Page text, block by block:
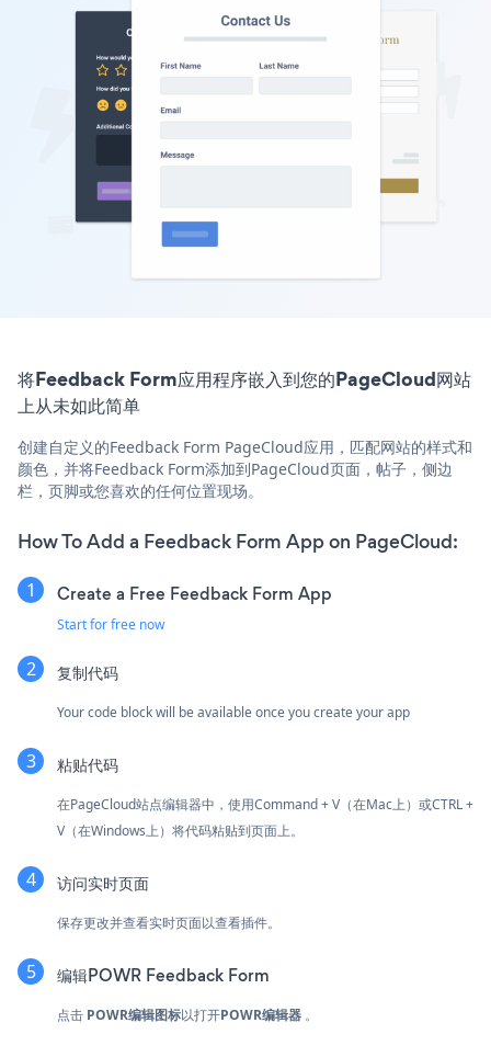
将Feedback Form应用程序嵌入到您的PageCloud网站
上从未如此简单
创建自定义的Feedback Form PageCloud应用，匹配网站的样式和
颜色，并将Feedback Form添加到PageCloud页面，帖子，侧边
栏，页脚或您喜欢的任何位置现场。
How To Add a Feedback Form App on PageCloud:
Create a Free Feedback Form App
Start for free now
复制代码
Your code block will be available once you create your app
粘贴代码
在PageCloud站点编辑器中，使用Command + V（在Mac上）或CTRL +
V（在Windows上）将代码粘贴到页面上。
访问实时页面
保存更改并查看实时页面以查看插件。
编辑POWR Feedback Form
点击 POWR编辑图标以打开POWR编辑器 。